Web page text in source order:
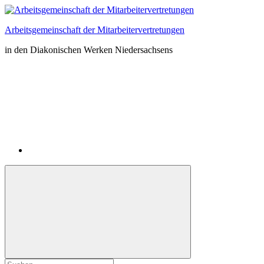
Zum
springen
Arbeitsgemeinschaft der Mitarbeitervertretungen
in den Diakonischen Werken Niedersachsens
Suchformular